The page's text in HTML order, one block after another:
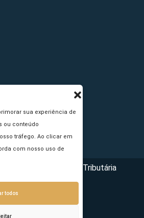
sua experiência de
ou conteúdo
tráfego. Ao clicar em
com nosso uso de
todos
- Portal da Reforma Tributária